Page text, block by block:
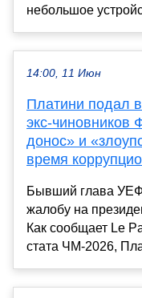
небольшое
14:00, 11 Июн
Платини подал
экс-
донос» и
время
Бывший глава
жалобу на
Как сообщает Le
стата ЧМ-2026,